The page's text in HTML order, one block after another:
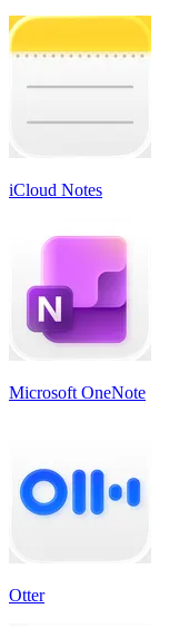
iCloud Notes
Microsoft OneNote
Otter